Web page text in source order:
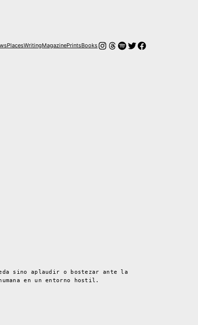
PlacesWritingMagazinePrintsBooksInstagram
Hilos
Spotify
Twitter
Facebook
sino aplaudir o bostezar ante la
en un entorno hostil.